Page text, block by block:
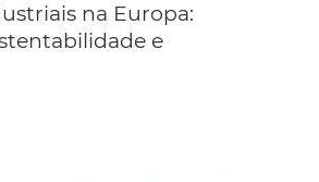
na Europa:
e